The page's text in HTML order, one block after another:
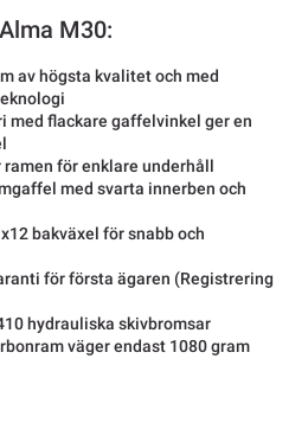
M30:
av högsta kvalitet och med
med flackare gaffelvinkel ger en
för enklare underhåll
med svarta innerben och
bakväxel för snabb och
för första ägaren (Registrering
hydrauliska skivbromsar
väger endast 1080 gram